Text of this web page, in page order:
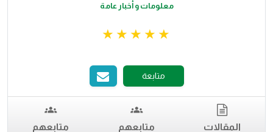
معلومات و أخبار عامة
متابعة
المقالات متابعهم متابعهم